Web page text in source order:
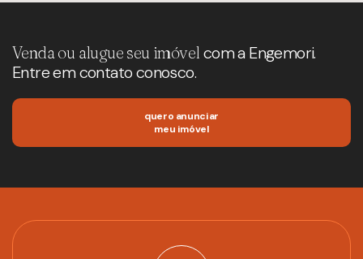
Venda ou alugue seu imóvel com a Engemori.
Entre em contato conosco.
quero anunciar
meu imóvel